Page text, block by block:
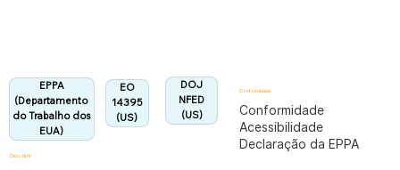
EO
14395
(US)
EPPA
(Departamento
do Trabalho dos
EUA)
DOJ
NFED
(US)
Descobrir
Conformidade
Conformidade
Acessibilidade
Declaração da EPPA